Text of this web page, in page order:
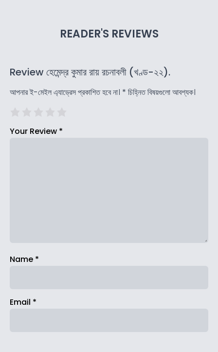
READER'S REVIEWS
Review হেমেন্দ্র কুমার রায় রচনাবলী (খণ্ড-২২).
আপনার ই-মেইল এ্যাড্রেস প্রকাশিত হবে না। * চিহ্নিত বিষয়গুলো আবশ্যক।
Your Review *
Name *
Email *